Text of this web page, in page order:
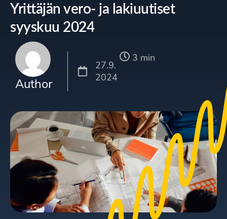
Yrittäjän vero- ja lakiuutiset
syyskuu 2024
Author
27.9.
2024
3 min